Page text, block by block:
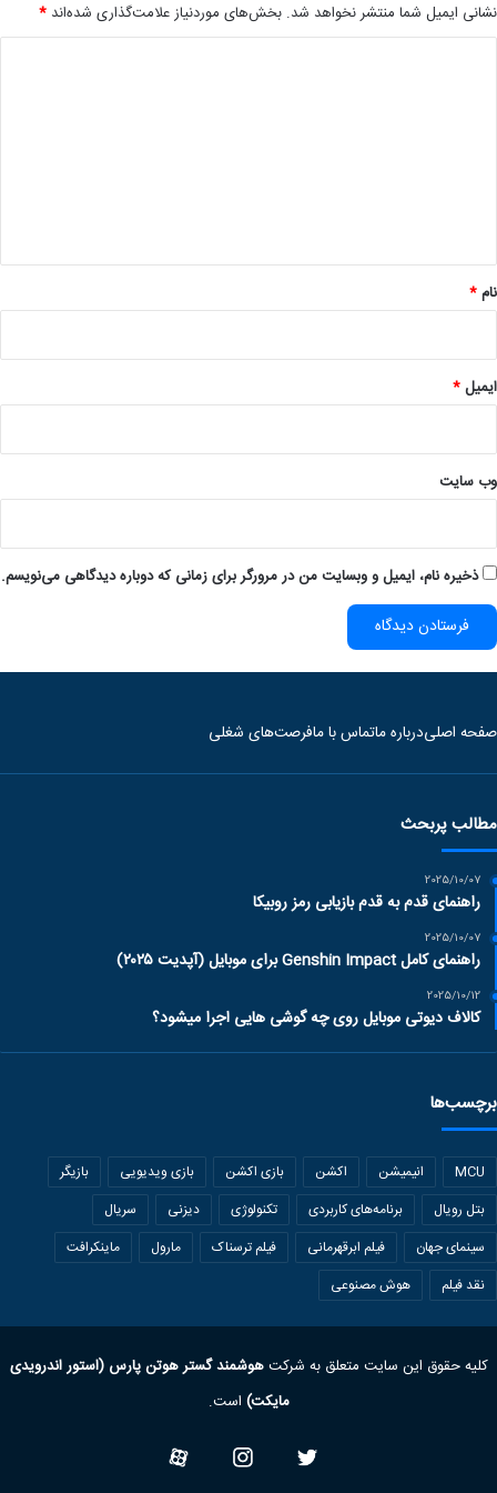
نشانی ایمیل شما منتشر نخواهد شد. بخش‌های موردنیاز علامت‌گذاری شده‌اند *
نام*
ایمیل*
وب‌ سایت
ذخیره نام، ایمیل و وبسایت من در مرورگر برای زمانی که دوباره دیدگاهی می‌نویسم.
صفحه اصلیدرباره ماتماس با مافرصت‌های شغلی
مطالب پربحث
2025/10/07
راهنمای قدم به قدم بازیابی رمز روبیکا
2025/10/07
راهنمای کامل Genshin Impact برای موبایل (آپدیت ۲۰۲۵)
2025/10/12
کالاف دیوتی موبایل روی چه گوشی هایی اجرا میشود؟
برچسب‌ها
MCU انیمیشن اکشن بازی اکشن بازی ویدیویی
بازیگر
بتل رویال
برنامه‌های کاربردی تکنولوژی دیزنی
سریال
سینمای جهان
فیلم ابرقهرمانی فیلم ترسناک مارول
ماینکرافت
نقد فیلم
هوش مصنوعی
کلیه حقوق این سایت متعلق به شرکتهوشمند گستر هوتن پارس (استور اندرویدی
مایکت) است.
Twitter
Instagram